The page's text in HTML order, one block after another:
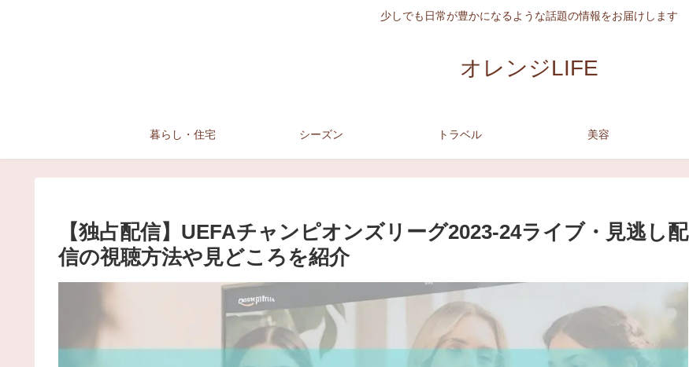
少しでも日常が豊かになるような話題の情報をお届けします
オレンジLIFE
暮らし・住宅 シーズン トラベル 美容
【独占配信】UEFAチャンピオンズリーグ2023-24ライブ・見逃し配
信の視聴方法や見どころを紹介